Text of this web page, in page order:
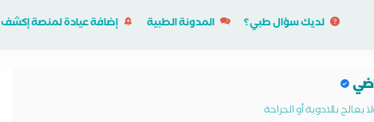
لديك سؤال طبي؟ المدونة الطبية إضافة عيادة لمنصة إكشف
بالادوية أو الجراحة